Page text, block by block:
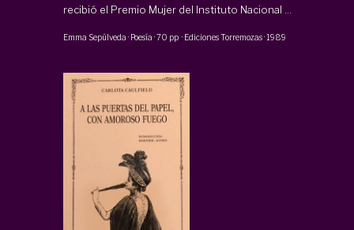
recibió el Premio Mujer del Instituto Nacional ...
Emma Sepúlveda · Poesía ·70 pp · Ediciones Torremozas·1989